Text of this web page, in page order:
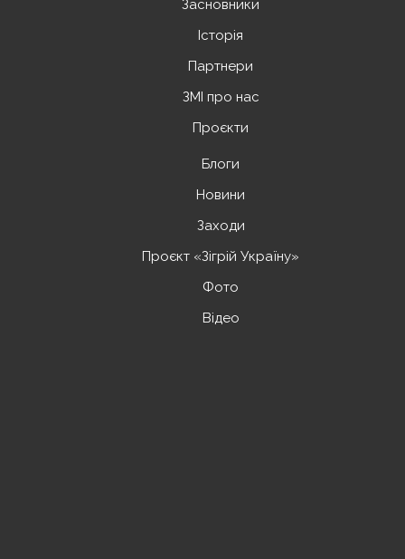
Засновники
Історія
Партнери
ЗМІ про нас
Проєкти
Блоги
Новини
Заходи
Проєкт «Зігрій Україну»
Фото
Відео